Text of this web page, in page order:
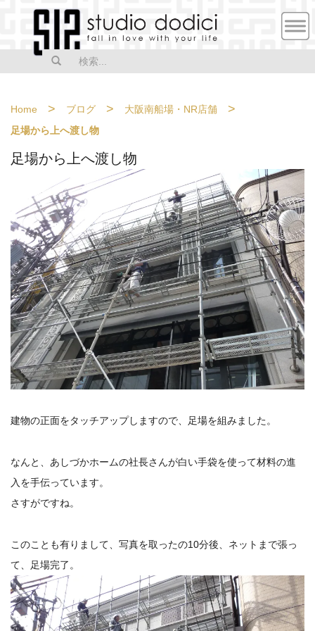
MEN
U
Home > ブログ > 大阪南船場・NR店舗 >
足場から上へ渡し物
足場から上へ渡し物
建物の正面をタッチアップしますので、足場を組みました。
なんと、あしづかホームの社長さんが白い手袋を使って材料の進
入を手伝っています。
さすがですね。
このことも有りまして、写真を取ったの10分後、ネットまで張っ
て、足場完了。